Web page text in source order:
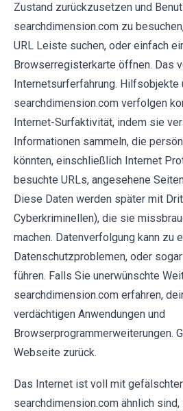
Zustand zurückzusetzen und
searchdimension.com zu
URL Leiste suchen, oder einfach
Browserregisterkarte öffnen. Das
Internetsurferfahrung. Hilfsobjekte
searchdimension.com verfolgen
Internet-Surfaktivität, indem sie
Informationen sammeln, die
könnten, einschließlich Internet
besuchte URLs, angesehene
Diese Daten werden später mit
Cyberkriminellen), die sie
machen. Datenverfolgung kann zu
Datenschutzproblemen, oder
führen. Falls Sie unerwünschte
searchdimension.com erfahren,
verdächtigen Anwendungen und
Browserprogrammerweiterungen.
Webseite zurück.
Das Internet ist voll mit
searchdimension.com ähnlich